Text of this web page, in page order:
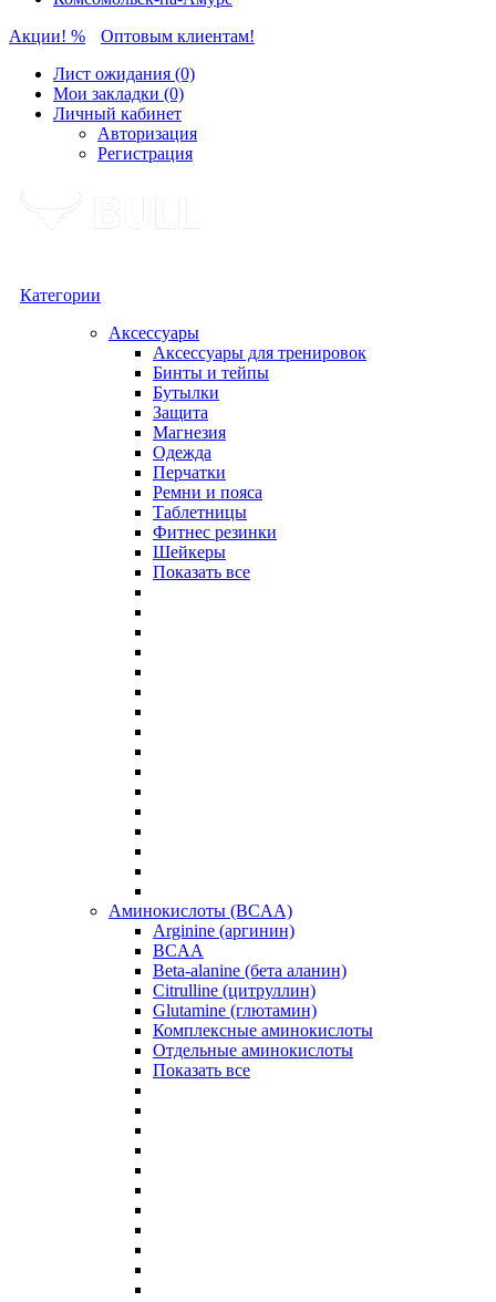
Акции! %
Оптовым клиентам!
Лист ожидания (0)
Мои закладки (0)
Личный кабинет
Авторизация
Регистрация
Категории
Аксессуары
Аксессуары для тренировок
Бинты и тейпы
Бутылки
Защита
Магнезия
Одежда
Перчатки
Ремни и пояса
Таблетницы
Фитнес резинки
Шейкеры
Показать все
Аминокислоты (BCAA)
Arginine (аргинин)
BCAA
Beta-alanine (бета аланин)
Citrulline (цитруллин)
Glutamine (глютамин)
Комплексные аминокислоты
Отдельные аминокислоты
Показать все